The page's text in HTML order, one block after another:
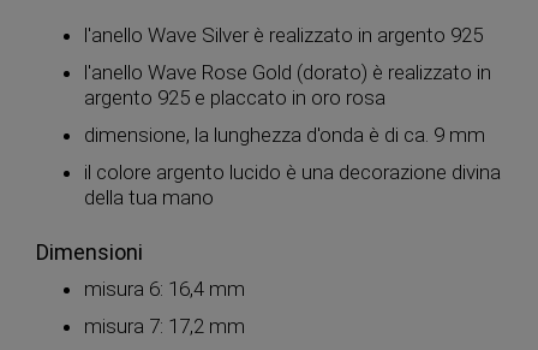
l'anello Wave Silver è realizzato in argento 925
l'anello Wave Rose Gold (dorato) è realizzato in
argento 925 e placcato in oro rosa
dimensione, la lunghezza d'onda è di ca. 9 mm
il colore argento lucido è una decorazione divina
della tua mano
Dimensioni
misura 6: 16,4 mm
misura 7: 17,2 mm